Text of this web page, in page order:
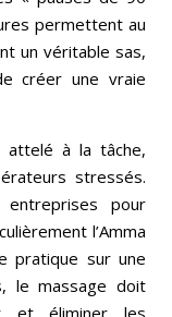
permettent au
un véritable sas,
créer une vraie
attelé à la tâche,
stressés.
pour
l’Amma
pratique sur une
le massage doit
et éliminer les